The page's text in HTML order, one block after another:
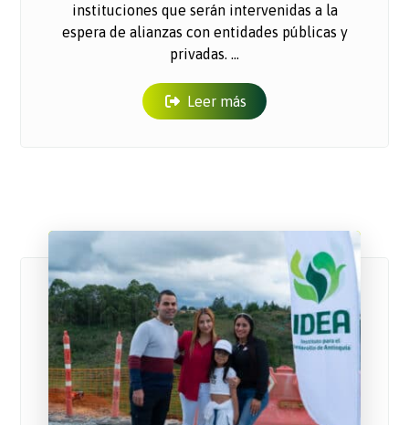
instituciones que serán intervenidas a la
espera de alianzas con entidades públicas y
privadas. ...
Leer más